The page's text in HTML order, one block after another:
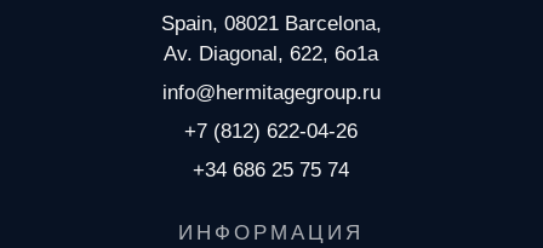
Spain, 08021 Barcelona,
Av. Diagonal, 622, 6o1a
info@hermitagegroup.ru
+7 (812) 622-04-26
+34 686 25 75 74
ИНФОРМАЦИЯ